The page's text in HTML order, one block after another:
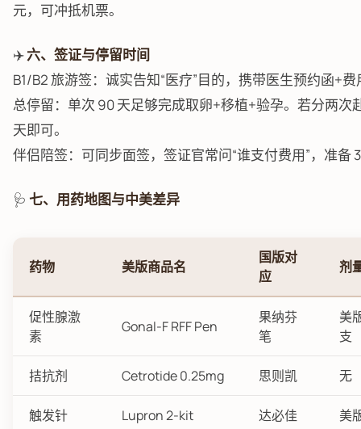
元，可冲抵机票。
✈️六、签证与停留时间
B1/B2 旅游签：诚实告知“医疗”目的，携带医生预约函+
总停留：单次 90 天足够完成取卵+移植+验孕。若分两次
天即可。
伴侣陪签：可同步面签，签证官常问“谁支付费用”，准备
🩺 七、用药地图与中美差异
药物 美版商品名
国版对
应
剂
促性腺激
素
Gonal-F RFF Pen
果纳芬
笔
美
支
拮抗剂 Cetrotide 0.25mg 思则凯 无
触发针 Lupron 2-kit 达必佳 美